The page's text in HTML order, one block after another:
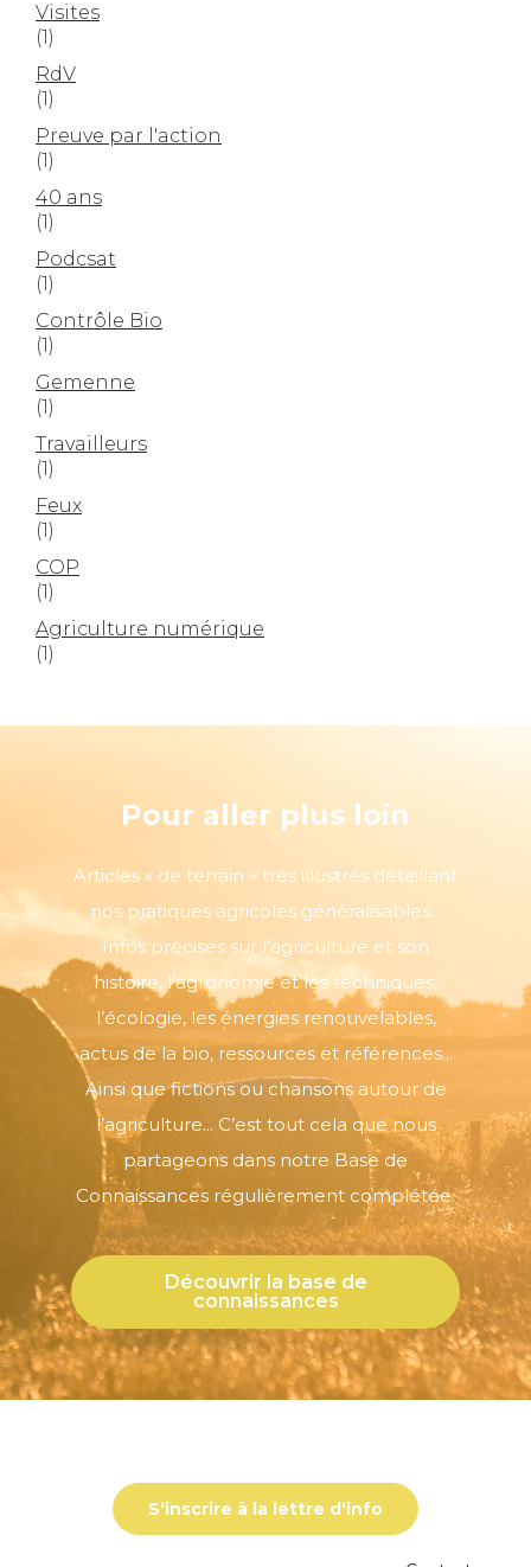
Visites
(1)
RdV
(1)
Preuve par l'action
(1)
40 ans
(1)
Podcsat
(1)
Contrôle Bio
(1)
Gemenne
(1)
Travailleurs
(1)
Feux
(1)
COP
(1)
Agriculture numérique
(1)
Pour aller plus loin
Articles « de terrain » très illustrés détaillant
nos pratiques agricoles généralisables...
Infos précises sur l’agriculture et son
histoire, l’agronomie et les techniques,
l’écologie, les énergies renouvelables,
actus de la bio, ressources et références...
Ainsi que fictions ou chansons autour de
l’agriculture... C’est tout cela que nous
partageons dans notre Base de
Connaissances régulièrement complétée.
Découvrir la base de
connaissances
S'inscrire à la lettre d'info